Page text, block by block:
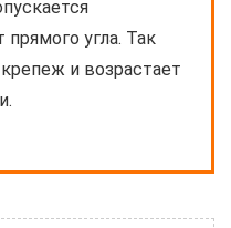
угла. Так
и возрастает